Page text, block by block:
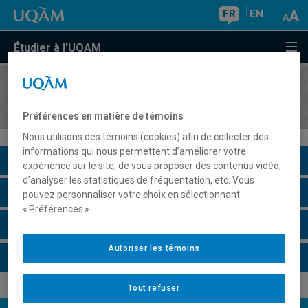
FR EN
Étudier à l'UQAM
COURS//
Description du cours
Horaire - Été 2026
Préférences en matière de témoins
Nous utilisons des témoins (cookies) afin de collecter des
informations qui nous permettent d’améliorer votre
expérience sur le site, de vous proposer des contenus vidéo,
d’analyser les statistiques de fréquentation, etc. Vous
pouvez personnaliser votre choix en sélectionnant
« Préférences ».
Tout refuser
Autoriser les témoins